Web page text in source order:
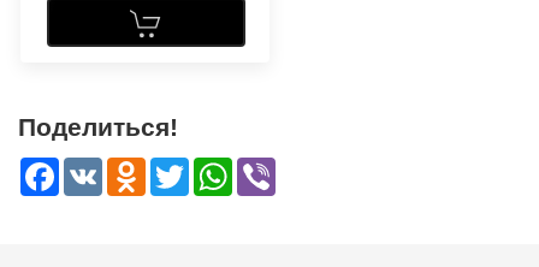
Поделиться!
Facebook
VK Odnoklassniki
TwitterWhatsApp